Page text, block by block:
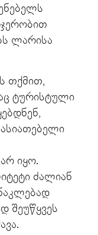
ლარისა
თქმით,
ტურისტული
იყო.
ძალიან
შეუწყვეს